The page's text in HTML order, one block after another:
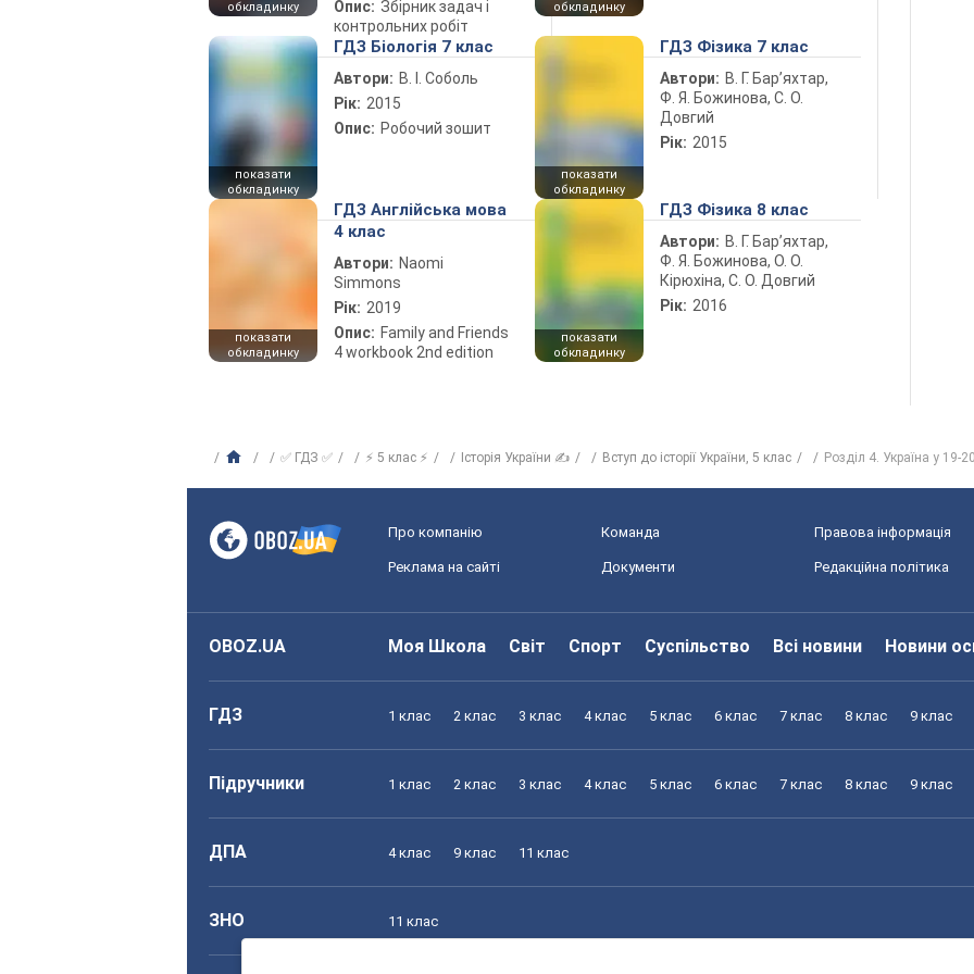
обкладинку Опис: Збірник задач і
контрольних робіт
обкладинку
показати
обкладинку
ГДЗ Біологія 7 клас
Автори: В. І. Соболь
Рік: 2015
Опис: Робочий зошит
показати
обкладинку
ГДЗ Фізика 7 клас
Автори: В. Г. Бар’яхтар,
Ф. Я. Божинова, С. О.
Довгий
Рік: 2015
показати
обкладинку
ГДЗ Англійська мова
4 клас
Автори: Naomi
Simmons
Рік: 2019
Опис: Family and Friends
4 workbook 2nd edition
показати
обкладинку
ГДЗ Фізика 8 клас
Автори: В. Г. Бар’яхтар,
Ф. Я. Божинова, О. О.
Кірюхіна, С. О. Довгий
Рік: 2016
✅ ГДЗ ✅ ⚡ 5 клас ⚡ Історія України ✍ Вступ до історії України, 5 клас Розділ 4. Україна у 19-
Про компанію Команда Правова інформація
Реклама на сайті Документи Редакційна політика
OBOZ.UA Моя Школа Світ Спорт Суспільство Всі новини Новини
ГДЗ 1 клас 2 клас 3 клас 4 клас 5 клас 6 клас 7 клас 8 клас 9 клас
Підручники 1 клас 2 клас 3 клас 4 клас 5 клас 6 клас 7 клас 8 клас 9 клас
ДПА 4 клас 9 клас 11 клас
ЗНО 11 клас